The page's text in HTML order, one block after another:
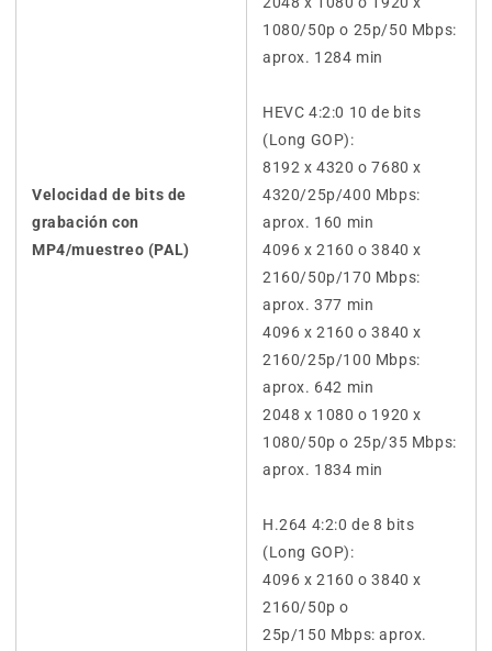
Velocidad de bits de
grabación con
MP4/muestreo (PAL)
1080/50p o 25p/50 Mbps:
aprox. 1284 min
HEVC 4:2:0 10 de bits
(Long GOP):
8192 x 4320 o 7680 x
4320/25p/400 Mbps:
aprox. 160 min
4096 x 2160 o 3840 x
2160/50p/170 Mbps:
aprox. 377 min
4096 x 2160 o 3840 x
2160/25p/100 Mbps:
aprox. 642 min
2048 x 1080 o 1920 x
1080/50p o 25p/35 Mbps:
aprox. 1834 min
H.264 4:2:0 de 8 bits
(Long GOP):
4096 x 2160 o 3840 x
2160/50p o
25p/150 Mbps: aprox.